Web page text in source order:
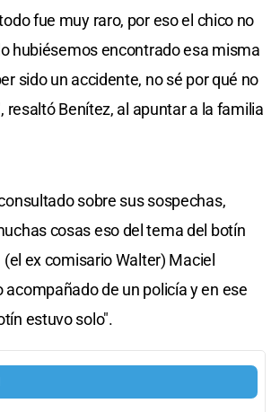
fue muy raro, por eso el chico no
hubiésemos encontrado esa misma
sido un accidente, no sé por qué no
resaltó Benítez, al apuntar a la familia
sobre sus sospechas,
cosas eso del tema del botín
ex comisario Walter) Maciel
acompañado de un policía y en ese
estuvo solo".